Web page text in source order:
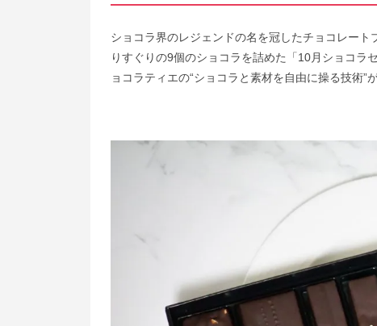
ショコラ界のレジェンドの名を冠したチョコレー
りすぐりの9個のショコラを詰めた「10月ショコラ
ョコラティエの“ショコラと素材を自由に操る技術”